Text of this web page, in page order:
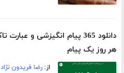
هر روز یک پیام
از:رضا فریدون نژاد